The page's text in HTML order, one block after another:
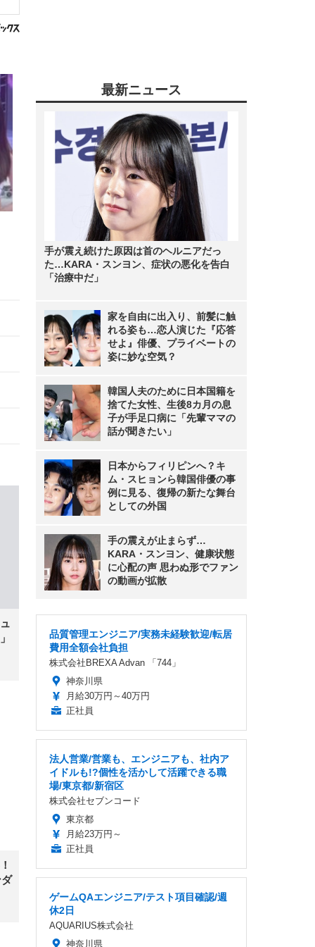
最新ニュース
手が震え続けた原因は首のヘルニアだっ
た…KARA・スンヨン、症状の悪化を告白
「治療中だ」
家を自由に出入り、前髪に触
れる姿も…恋人演じた『応答
せよ』俳優、プライベートの
姿に妙な空気？
韓国人夫のために日本国籍を
捨てた女性、生後8カ月の息
子が手足口病に「先輩ママの
話が聞きたい」
日本からフィリピンへ？キ
ム・スヒョンら韓国俳優の事
例に見る、復帰の新たな舞台
としての外国
手の震えが止まらず…
KARA・スンヨン、健康状態
に心配の声 思わぬ形でファン
の動画が拡散
品質管理エンジニア/実務未経験歓迎/転居
費用全額会社負担
株式会社BREXA Advan 「744」
神奈川県
月給30万円～40万円
正社員
法人営業/営業も、エンジニアも、社内ア
イドルも!?個性を活かして活躍できる職
場/東京都/新宿区
株式会社セブンコード
東京都
月給23万円～
正社員
ゲームQAエンジニア/テスト項目確認/週
休2日
AQUARIUS株式会社
神奈川県